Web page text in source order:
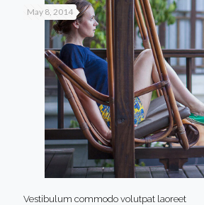
May 8, 2014
Vestibulum commodo volutpat laoreet